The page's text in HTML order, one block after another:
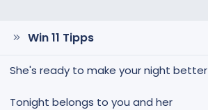
Win 11 Tipps
She's ready to make your night better
Tonight belongs to you and her